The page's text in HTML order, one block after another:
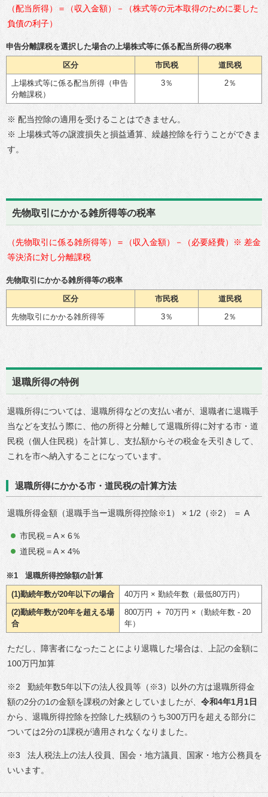
（配当所得）＝（収入金額）－（株式等の元本取得のために要した
負債の利子）
申告分離課税を選択した場合の上場株式等に係る配当所得の税率
区分 市民税
道民税
上場株式等に係る配当所得（申告
分離課税）
3％ 2％
※ 配当控除の適用を受けることはできません。
※ 上場株式等の譲渡損失と損益通算、繰越控除を行うことができま
す。
先物取引にかかる雑所得等の税率
（先物取引に係る雑所得等）＝（収入金額）－（必要経費）※ 差金
等決済に対し分離課税
先物取引にかかる雑所得等の税率
区分 市民税
道民税
先物取引にかかる雑所得等
3％ 2％
退職所得の特例
退職所得については、退職所得などの支払い者が、退職者に退職手
当などを支払う際に、他の所得と分離して退職所得に対する市・道
民税（個人住民税）を計算し、支払額からその税金を天引きして、
これを市へ納入することになっています。
退職所得にかかる市・道民税の計算方法
退職所得金額（退職手当ー退職所得控除※1） × 1/2（※2） ＝ A
市民税＝A × 6％
道民税＝A × 4%
※1 退職所得控除額の計算
(1)勤続年数が20年以下の場合
40万円 × 勤続年数（最低80万円）
(2)勤続年数が20年を超える場
合
800万円 ＋ 70万円 ×（勤続年数 - 20
年）
ただし、障害者になったことにより退職した場合は、上記の金額に
100万円加算
※2 勤続年数5年以下の法人役員等（※3）以外の方は退職所得金
額の2分の1の金額を課税の対象としていましたが、 令和4年1月1日
から、退職所得控除を控除した残額のうち300万円を超える部分に
ついては2分の1課税が適用されなくなりました。
※3 法人税法上の法人役員、国会・地方議員、国家・地方公務員を
いいます。